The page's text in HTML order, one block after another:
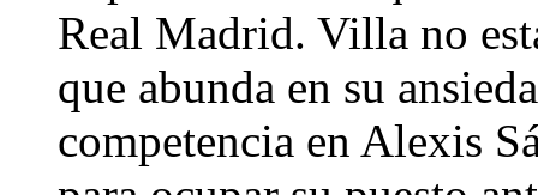
Real Madrid. Villa no
que abunda en su
competencia en Alexis